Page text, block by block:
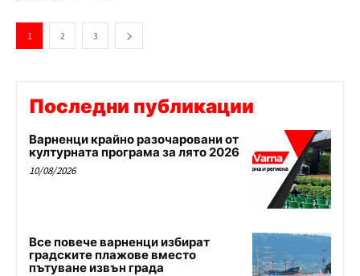
1 2 3
Последни публикации
Варненци крайно разочаровани от
културната програма за лято 2026
10/08/2026
Все повече варненци избират
градските плажове вместо
пътуване извън града